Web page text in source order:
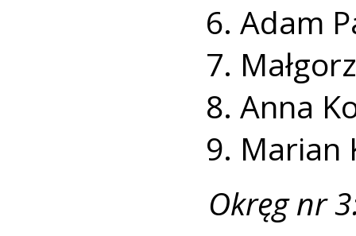
Adam
Anna
Marian
Okręg nr